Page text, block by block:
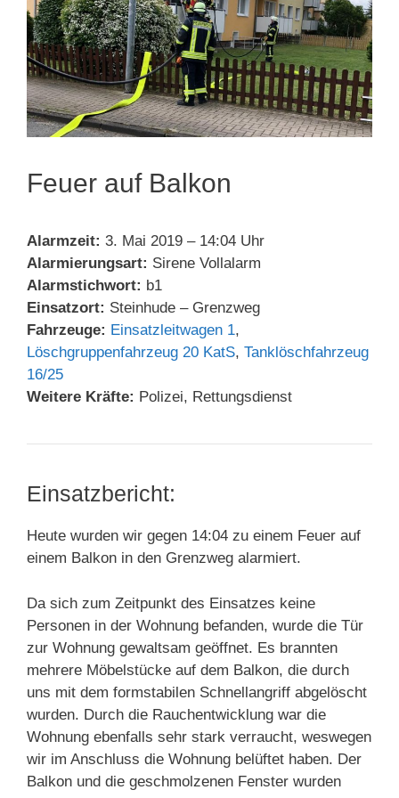
Feuer auf Balkon
Alarmzeit: 3. Mai 2019 – 14:04 Uhr
Alarmierungsart: Sirene Vollalarm
Alarmstichwort: b1
Einsatzort: Steinhude – Grenzweg
Fahrzeuge: Einsatzleitwagen 1,
Löschgruppenfahrzeug 20 KatS, Tanklöschfahrzeug
16/25
Weitere Kräfte: Polizei, Rettungsdienst
Einsatzbericht:
Heute wurden wir gegen 14:04 zu einem Feuer auf
einem Balkon in den Grenzweg alarmiert.
Da sich zum Zeitpunkt des Einsatzes keine
Personen in der Wohnung befanden, wurde die Tür
zur Wohnung gewaltsam geöffnet. Es brannten
mehrere Möbelstücke auf dem Balkon, die durch
uns mit dem formstabilen Schnellangriff abgelöscht
wurden. Durch die Rauchentwicklung war die
Wohnung ebenfalls sehr stark verraucht, weswegen
wir im Anschluss die Wohnung belüftet haben. Der
Balkon und die geschmolzenen Fenster wurden